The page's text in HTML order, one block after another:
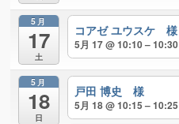
5月
17
土
コアゼ ユウスケ 様
5月 17 @ 10:10 – 10:30
5月
18
日
戸田 博史 様
5月 18 @ 10:15 – 10:25